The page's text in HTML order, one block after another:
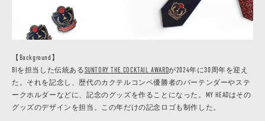
【Background】
BIを担当した伝統あるSUNTORY THE COCKTAIL AWARDが2024年に30周年を迎え
た。それを記念し、歴代のカクテルコンペ優勝者のバーテンダーやステ
ークホルダーなどに、記念のグッズを作ることになった。MY HEADはその
グッズのデザインを担当。この年だけの記念ロゴも制作した。